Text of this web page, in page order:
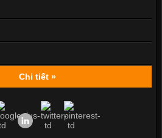
Chi tiết »